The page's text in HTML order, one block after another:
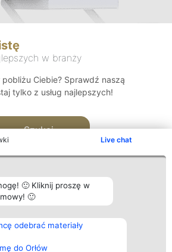
Live chat
🙂 Kliknij proszę w
🙂
odebrać materiały
do Orłów
w branży
Ciebie? Sprawdź naszą
tylko z usług najlepszych!
Szukaj
Plebiscyt
Laureaci
wszystkich
Kontakt
Kontakt